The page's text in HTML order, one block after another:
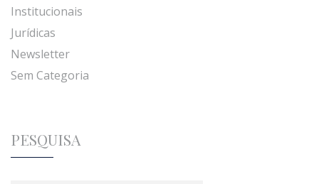
Institucionais
Jurídicas
Newsletter
Sem Categoria
PESQUISA